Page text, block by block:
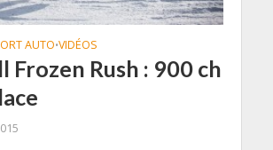
AUTO•VIDÉOS
Frozen Rush : 900 ch